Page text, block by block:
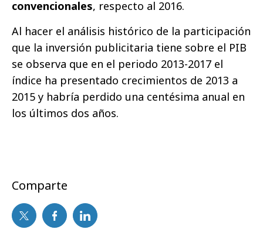
convencionales, respecto al 2016.
Al hacer el análisis histórico de la participación
que la inversión publicitaria tiene sobre el PIB
se observa que en el periodo 2013-2017 el
índice ha presentado crecimientos de 2013 a
2015 y habría perdido una centésima anual en
los últimos dos años.
Comparte